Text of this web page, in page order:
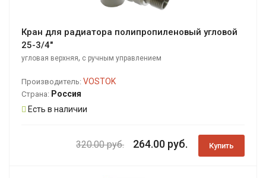
Кран для радиатора полипропиленовый угловой
25-3/4"
угловая верхняя, с ручным управлением
Производитель: VOSTOK
Страна: Россия
Есть в наличии
320.00 руб. 264.00 руб. Купить